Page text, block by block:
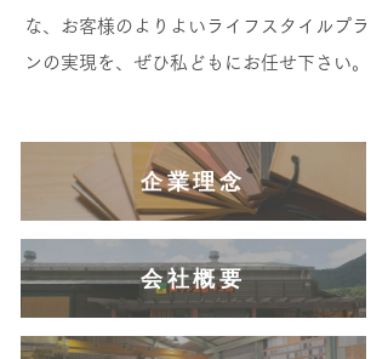
な、お客様のよりよいライフスタイルプラ
ンの実現を、ぜひ私どもにお任せ下さい。
企業理念
会社概要